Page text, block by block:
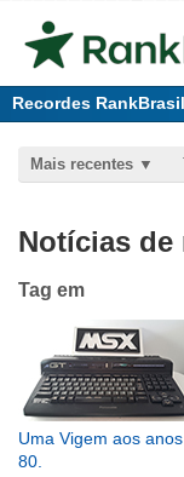
Recordes RankBrasil
Mais recentes
Notícias de
Tag em
Uma Vigem aos anos
80.